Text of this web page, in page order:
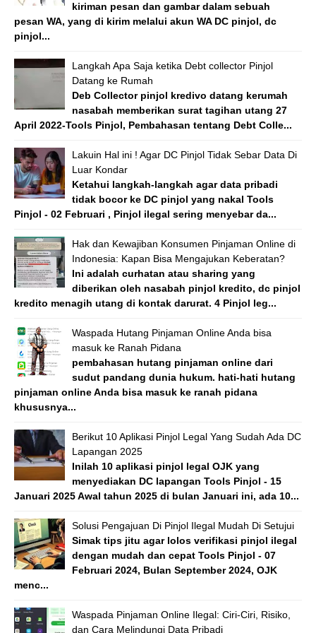
kiriman pesan dan gambar dalam sebuah
pesan WA, yang di kirim melalui akun WA DC pinjol, dc
pinjol...
Langkah Apa Saja ketika Debt collector Pinjol
Datang ke Rumah
Deb Collector pinjol kredivo datang kerumah
nasabah memberikan surat tagihan utang 27
April 2022-Tools Pinjol, Pembahasan tentang Debt Colle...
Lakuin Hal ini ! Agar DC Pinjol Tidak Sebar Data Di
Luar Kondar
Ketahui langkah-langkah agar data pribadi
tidak bocor ke DC pinjol yang nakal Tools
Pinjol - 02 Februari , Pinjol ilegal sering menyebar da...
Hak dan Kewajiban Konsumen Pinjaman Online di
Indonesia: Kapan Bisa Mengajukan Keberatan?
Ini adalah curhatan atau sharing yang
diberikan oleh nasabah pinjol kredito, dc pinjol
kredito menagih utang di kontak darurat. 4 Pinjol leg...
Waspada Hutang Pinjaman Online Anda bisa
masuk ke Ranah Pidana
pembahasan hutang pinjaman online dari
sudut pandang dunia hukum. hati-hati hutang
pinjaman online Anda bisa masuk ke ranah pidana
khususnya...
Berikut 10 Aplikasi Pinjol Legal Yang Sudah Ada DC
Lapangan 2025
Inilah 10 aplikasi pinjol legal OJK yang
menyediakan DC lapangan Tools Pinjol - 15
Januari 2025 Awal tahun 2025 di bulan Januari ini, ada 10...
Solusi Pengajuan Di Pinjol Ilegal Mudah Di Setujui
Simak tips jitu agar lolos verifikasi pinjol ilegal
dengan mudah dan cepat Tools Pinjol - 07
Februari 2024, Bulan September 2024, OJK
menc...
Waspada Pinjaman Online Ilegal: Ciri-Ciri, Risiko,
dan Cara Melindungi Data Pribadi